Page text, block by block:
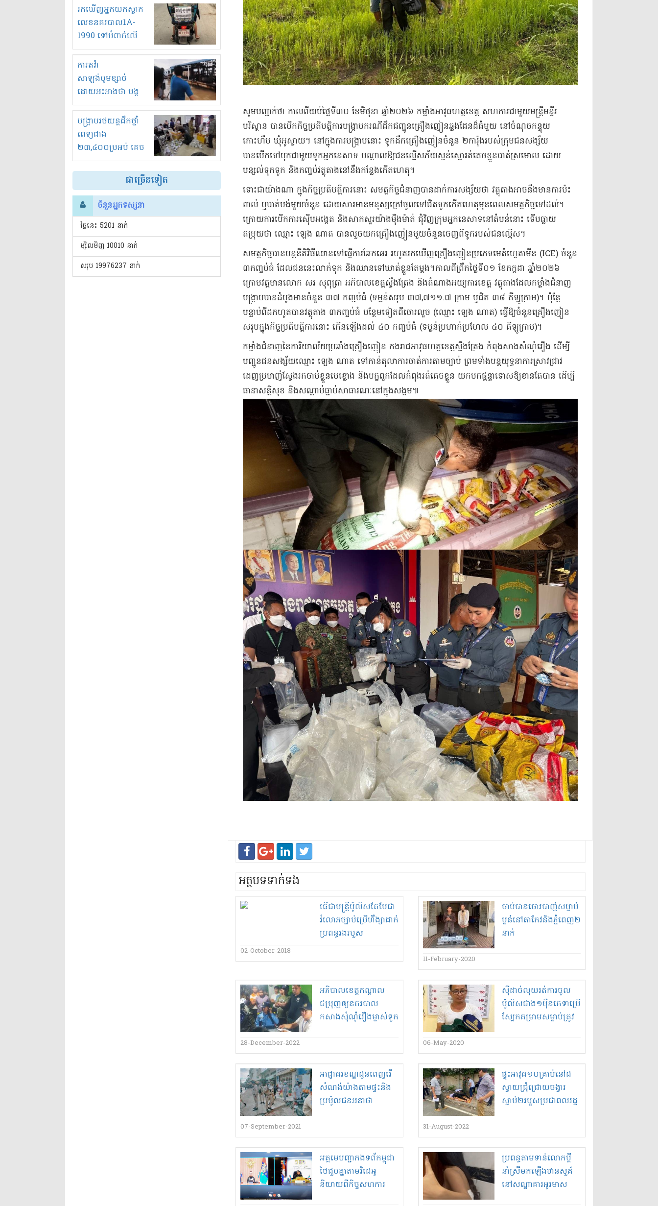
រកឃើញអ្នកយកស្លាក
លេខនគរបាល1A-
1990 ទៅបំពាក់លើ
ម៉ូតូរបស់ខ្លួន ដាកផ្លាក
រត់ឌុបហើយ
ការតវ៉ា
សាឡង់បូមខ្សាច់
ដោយអះអាងថា បង្ក
បាក់ច្រាំងទន្លេ និង
រំខានទាំងយប់ទាំងថ្ងៃ
បង្ក្រាបរថយន្តដឹកថ្នាំ
ពេទ្យជាង
២៣,៤០០ប្រអប់ គេច
ពន្ធនិងអត់ច្បាប់នាំ
ចូល!?
ជាច្រើនទៀត
ចំនួនអ្នកទស្សនា
ថ្ងៃនេះ​ 5201 នាក់
ម្សិលមិញ 10010 នាក់
សរុប 19976237 នាក់
សូមបញ្ជាក់ថា កាលពីយប់ថ្ងៃទី៣០ ខែមិថុនា ឆ្នាំ២០២៦ កម្លាំងអាវុធហត្ថខេត្ត សហការជាមួយមន្ត្រីមន្ទីរ
បរិស្ថាន បានបើកកិច្ចប្រតិបត្តិការបង្ក្រាបករណីដឹកជញ្ជូនគ្រឿងញៀនឆ្លងដែនដ៏ធំមួយ នៅចំណុចកន្ទុយ
កោះហឹប ឃុំអូស្វាយ។ នៅក្នុងការបង្ក្រាបនោះ ទូកដឹកគ្រឿងញៀនចំនួន ២ការ៉ុងរបស់ក្រុមជនសង្ស័យ
បានបើកទៅបុកជាមួយទូកអ្នកនេសាទ បណ្តាលឱ្យជនល្មើសភ័យស្លន់ស្លោរត់គេចខ្លួនបាត់ស្រមោល ដោយ
បន្សល់ទុកទូក និងកញ្ចប់វត្ថុតាងនៅនឹងកន្លែងកើតហេតុ។
ទោះជាយ៉ាងណា ក្នុងកិច្ចប្រតិបត្តិការនោះ សមត្ថកិច្ចជំនាញបានដាក់ការសង្ស័យថា វត្ថុតាងអាចនឹងមានការប៉ះ
ពាល់ ឬបាត់បង់មួយចំនួន ដោយសារមានមនុស្សក្រៅចូលទៅជិតទូកកើតហេតុមុនពេលសមត្ថកិច្ចទៅដល់។
ក្រោយការបើកការស៊ើបអង្កេត និងសាកសួរយ៉ាងម៉ឺងម៉ាត់ ជុំវិញក្រុមអ្នកនេសាទនៅតំបន់នោះ ទើបធ្លាយ
តម្រុយថា ឈ្មោះ ឡេង ណាត បានលួចយកគ្រឿងញៀនមួយចំនួនចេញពីទូករបស់ជនល្មើស។
សមត្ថកិច្ចបានបន្តនីតិវិធីឈានទៅធ្វើការឆែកឆេរ រហូតរកឃើញគ្រឿងញៀនប្រភេទមេតំហ្វេតាមីន (ICE) ចំនួន
៣កញ្ចប់ធំ ដែលជននេះលាក់ទុក និងឈានទៅឃាត់ខ្លួនតែម្តង។កាលពីព្រឹកថ្ងៃទី០១ ខែកក្កដា ឆ្នាំ២០២៦
ក្រោមវត្តមានលោក សរ សុពុត្រា អភិបាលខេត្តស្ទឹងត្រែង និងតំណាងអយ្យការខេត្ត វត្ថុតាងដែលកម្លាំងជំនាញ
បង្ក្រាបបានដំបូងមានចំនួន ៣៧ កញ្ចប់ធំ (ទម្ងន់សរុប ៣៧,៧១១.៧ ក្រាម ឬជិត ៣៨ គីឡូក្រាម)។ ប៉ុន្តែ
បន្ទាប់ពីដកហូតបានវត្ថុតាង ៣កញ្ចប់ធំ បន្ថែមទៀតពីចោរលួច (ឈ្មោះ ឡេង ណាត) ធ្វើឱ្យចំនួនគ្រឿងញៀន
សរុបក្នុងកិច្ចប្រតិបត្តិការនោះ កើនឡើងដល់ ៤០ កញ្ចប់ធំ (ទម្ងន់ប្រហាក់ប្រហែល ៤០ គីឡូក្រាម)។
កម្លាំងជំនាញនៃការិយាល័យប្រឆាំងគ្រឿងញៀន កងរាជអាវុធហត្ថខេត្តស្ទឹងត្រែង កំពុងសាងសំណុំរឿង ដើម្បី
បញ្ជូនជនសង្ស័យឈ្មោះ ឡេង ណាត ទៅកាន់តុលាការចាត់ការតាមច្បាប់ ព្រមទាំងបន្តយុទ្ធនាការស្រាវជ្រាវ
ដេញប្រមាញ់ស្វែងរកចាប់ខ្លួនមេខ្លោង និងបក្ខពួកដែលកំពុងរត់គេចខ្លួន យកមកផ្តន្ទាទោសឱ្យខានតែបាន ដើម្បី
ធានាសន្តិសុខ និងសណ្តាប់ធ្នាប់សាធារណៈនៅក្នុងសង្គម៕
អត្ថបទទាក់ទង
ធើ​ជា​មន្ត្រីប៉ូលិស​តែ​បែ​ជា​
រំលោភច្បាប់​ប្រើ​ហឹ​ង្សា​ដាក់​
ប្រពន្ធ​រងរបួស​
02-October-2018
ចាប់បាន​ចោរ​បាញ់សម្លាប់​
ប្លន់​នៅ​តាកែវ​និង​ភ្នំពេញ​២​
នាក់​
11-February-2020
អភិបាលខេត្ត​កណ្ដាល​
ជម្រុញ​ឲ្យ​នគរបាល​
កសាង​សុំ​ណុំ​រឿង​ម្ចាស់​ទូក​
ស្អាង
28-December-2022
ស៊ីដាច់​លុយ​រត់​ការចូល​
ប៉ូលិស​ជាង​១​ម៉ឺន​គេ​ទា​ប្រើ​
ស្បែក​គម្រាម​សម្លាប់​ត្រូវ​
06-May-2020
អាជ្ញាធរ​ខណ្ឌដូនពេញ​រើ​
សំណង់​យ៉ាង​តាម​ផ្ទះ​និង​
ប្រ​ម៉ូ​ល​ជនអនាថា​
07-September-2021
ផ្ទុះអាវុធ​១០​គ្រាប់​នៅ​ដ​
ស្វាយជ្រុំ​ជ្រោយចង្វារ​
ស្លាប់​២​របួស​ប្រជាពលរដ្ឋ​
31-August-2022
អគ្គ​មេ​បញ្ជា​កង​ទ​ព័​កម្ពុជា​
ថៃ​ជួបគ្នា​តាម​វិ​ដេ​អូ​
និយាយ​ពី​កិច្ចសហការ​
ប្រពន្ធ​តាម​ទាន់​លោក​ប្តី
នាំ​ស្រី​មក​ឡើងឋានសួគ៌
នៅ​សណ្ឋាគារ​អូរ​មាស